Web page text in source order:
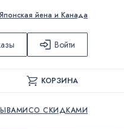
Японская йена и Канада
Войти
КОРЗИНА
СО СКИДКАМИ